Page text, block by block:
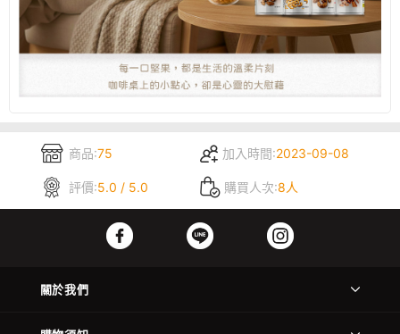
商品:75 加入時間:2023-09-08
評價:5.0 / 5.0 購買人次:8人
關於我們